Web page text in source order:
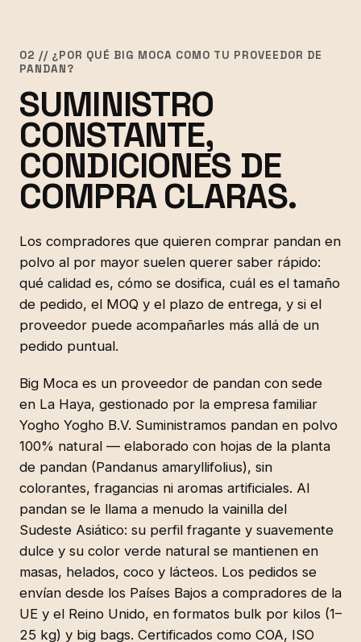
02 // ¿POR QUÉ BIG MOCA COMO TU PROVEEDOR DE
PANDAN?
SUMINISTRO
CONSTANTE,
CONDICIONES DE
COMPRA CLARAS.
Los compradores que quieren comprar pandan en
polvo al por mayor suelen querer saber rápido:
qué calidad es, cómo se dosifica, cuál es el tamaño
de pedido, el MOQ y el plazo de entrega, y si el
proveedor puede acompañarles más allá de un
pedido puntual.
Big Moca es un proveedor de pandan con sede
en La Haya, gestionado por la empresa familiar
Yogho Yogho B.V. Suministramos pandan en polvo
100% natural — elaborado con hojas de la planta
de pandan (Pandanus amaryllifolius), sin
colorantes, fragancias ni aromas artificiales. Al
pandan se le llama a menudo la vainilla del
Sudeste Asiático: su perfil fragante y suavemente
dulce y su color verde natural se mantienen en
masas, helados, coco y lácteos. Los pedidos se
envían desde los Países Bajos a compradores de la
UE y el Reino Unido, en formatos bulk por kilos (1–
25 kg) y big bags. Certificados como COA, ISO